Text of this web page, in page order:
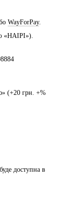
WayForPay.
«НАІРІ»).
(+20 грн. +%
доступна в